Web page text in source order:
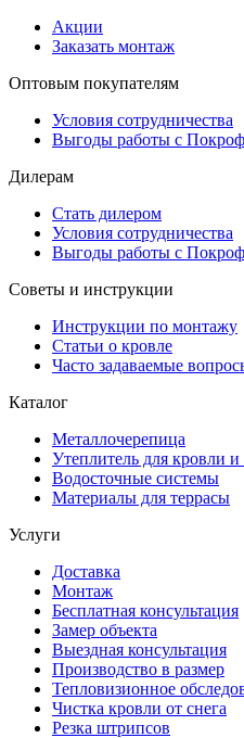
Акции
Заказать монтаж
Оптовым покупателям
Условия сотрудничества
Выгоды работы с
Дилерам
Стать дилером
Условия сотрудничества
Выгоды работы с
Советы и инструкции
Инструкции по монтажу
Статьи о кровле
Часто задаваемые
Каталог
Металлочерепица
Утеплитель для кровли и
Водосточные системы
Материалы для террасы
Услуги
Доставка
Монтаж
Бесплатная консультация
Замер объекта
Выездная консультация
Производство в размер
Тепловизионное
Чистка кровли от снега
Резка штрипсов